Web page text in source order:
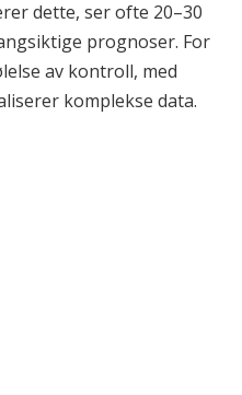
dette, ser ofte 20–30
prognoser. For
av kontroll, med
komplekse data.